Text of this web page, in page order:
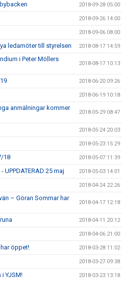
2018-09-28 05:00
2018-09-26 14:00
2018-09-06 08:00
ledamöter till styrelsen 2018-08-17 14:59
i Peter Möllers
2018-08-17 10:13
2018-06-20 09:26
2018-06-19 10:18
anmälningar kommer
2018-05-29 08:47
2018-05-24 20:03
2018-05-23 15:29
18 2018-05-07 11:39
UPPDATERAD 25 maj 2018-05-03 14:01
2018-04-24 22:26
– Göran Sommar har
2018-04-17 12:18
2018-04-11 20:12
2018-04-06 21:00
öppet! 2018-03-28 11:02
2018-03-27 09:38
YJSM! 2018-03-23 13:18